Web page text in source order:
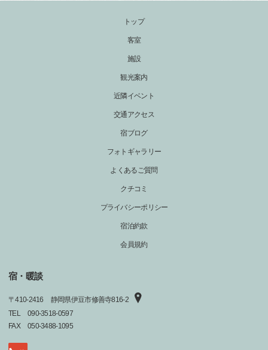
トップ
客室
施設
観光案内
近隣イベント
交通アクセス
宿ブログ
フォトギャラリー
よくあるご質問
クチコミ
プライバシーポリシー
宿泊約款
会員規約
宿・暖談
〒410-2416
静岡県伊豆市修善寺816‐2
TEL
090-3518-0597
FAX
050-3488-1095